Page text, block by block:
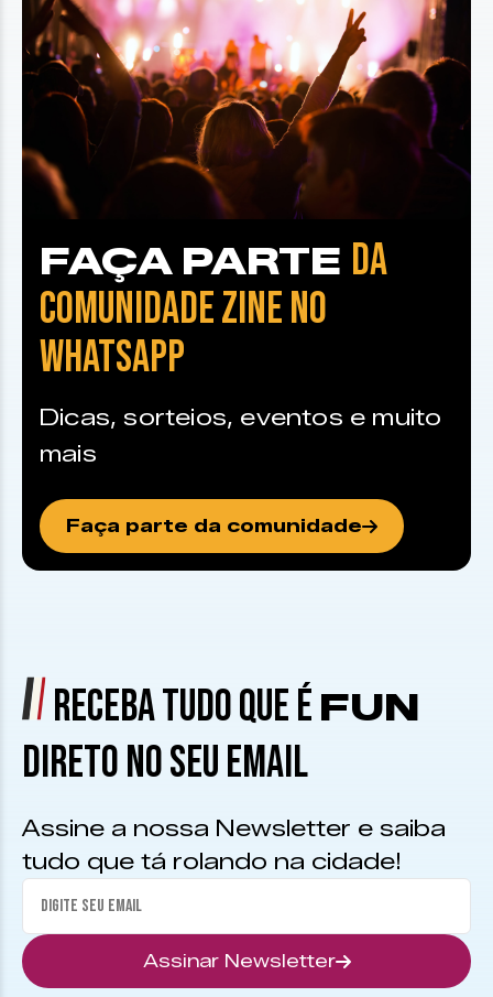
FAÇA PARTE DA
COMUNIDADE ZINE NO
WHATSAPP
Dicas, sorteios, eventos e muito
mais
Faça parte da comunidade
RECEBA TUDO QUE É FUN
DIRETO NO SEU EMAIL
Assine a nossa Newsletter e saiba
tudo que tá rolando na cidade!
Assinar Newsletter